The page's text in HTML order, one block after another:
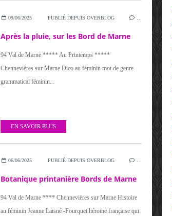
09/06/2025 PUBLIÉ DEPUIS OVERBLOG
Après la pluie, sur les Bord de Marne
94 Val de Marne ***** Au Printemps *****
Chennevières sur Marne Dico au féminin mot de genre
grammatical féminin...
EN SAVOIR PLUS
06/06/2025 PUBLIÉ DEPUIS OVERBLOG
Botanique printanière Bords de Marne
94 Val de Marne **** Chennevières sur Marne Histoire
au féminin Jeanne Laisné -Fourquet héroine française qui